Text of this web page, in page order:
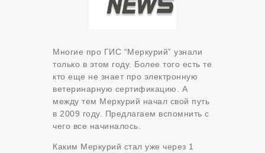
Многие про ГИС “Меркурий” узнали
только в этом году. Более того есть те
кто еще не знает про электронную
ветеринарную сертификацию. А
между тем Меркурий начал свой путь
в 2009 году. Предлагаем вспомнить с
чего все начиналось.
Каким Меркурий стал уже через 1